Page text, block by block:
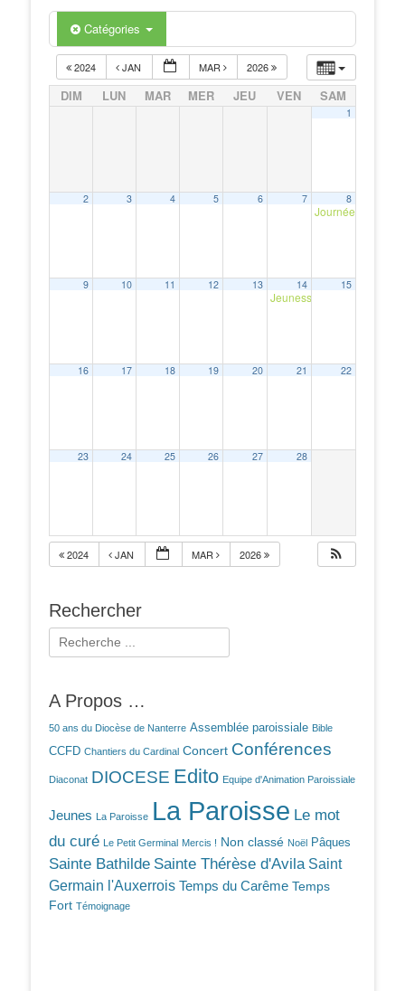
Catégories
2024 JAN MAR 2026
DIM LUN MAR MER JEU VEN SAM
1
2 3 4 5 6 7 8
Journée «
9 10 11 12 13 14
Jeunesse et Foi
15
16 17 18 19 20 21 22
23 24 25 26 27 28
2024 JAN MAR 2026
Rechercher
Rechercher :
A Propos …
50 ans du Diocèse de Nanterre Assemblée paroissiale Bible
CCFD Chantiers du Cardinal Concert Conférences
Diaconat DIOCESE Edito Equipe d'Animation Paroissiale
Jeunes La Paroisse La Paroisse Le mot
du curé Le Petit Germinal Mercis ! Non classé Noël Pâques
Sainte Bathilde Sainte Thérèse d'Avila Saint
Germain l'Auxerrois Temps du Carême Temps
Fort Témoignage